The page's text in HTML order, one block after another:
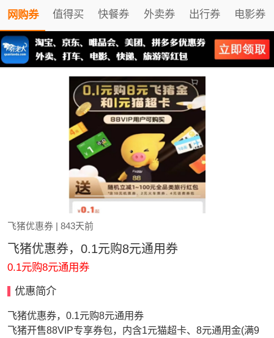
网购券 值得买 快餐券 外卖券 出行券 电影券
飞猪优惠券 | 843天前
飞猪优惠券，0.1元购8元通用券
0.1元购8元通用券
优惠简介
飞猪优惠券，0.1元购8元通用券
飞猪开售88VIP专享券包，内含1元猫超卡、8元通用金(满9